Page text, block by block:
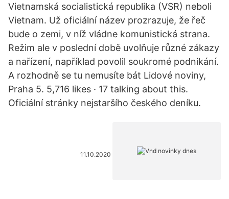
Vietnamská socialistická republika (VSR) neboli
Vietnam. Už oficiální název prozrazuje, že řeč
bude o zemi, v níž vládne komunistická strana.
Režim ale v poslední době uvolňuje různé zákazy
a nařízení, například povolil soukromé podnikání.
A rozhodně se tu nemusíte bát Lidové noviny,
Praha 5. 5,716 likes · 17 talking about this.
Oficiální stránky nejstaršího českého deníku.
11.10.2020